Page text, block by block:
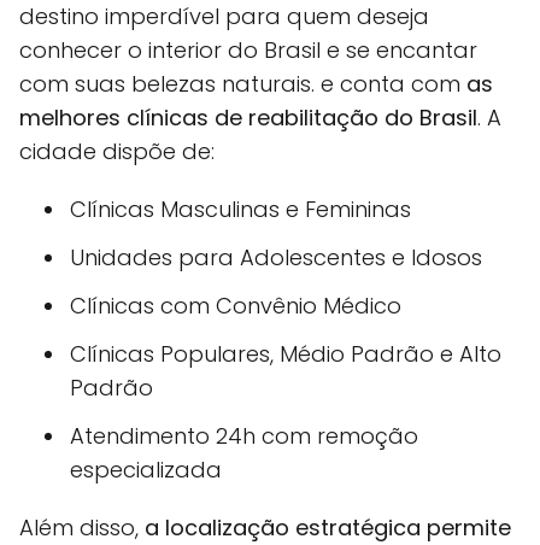
destino imperdível para quem deseja
conhecer o interior do Brasil e se encantar
com suas belezas naturais. e conta com as
melhores clínicas de reabilitação do Brasil. A
cidade dispõe de:
Clínicas Masculinas e Femininas
Unidades para Adolescentes e Idosos
Clínicas com Convênio Médico
Clínicas Populares, Médio Padrão e Alto
Padrão
Atendimento 24h com remoção
especializada
Além disso, a localização estratégica permite